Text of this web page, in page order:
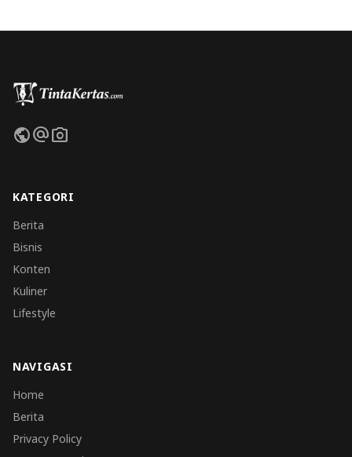
publicalternate_emailphoto_camera
KATEGORI
Berita
Bisnis
Konten
Kuliner
Lifestyle
NAVIGASI
Home
Berita
Privacy Policy